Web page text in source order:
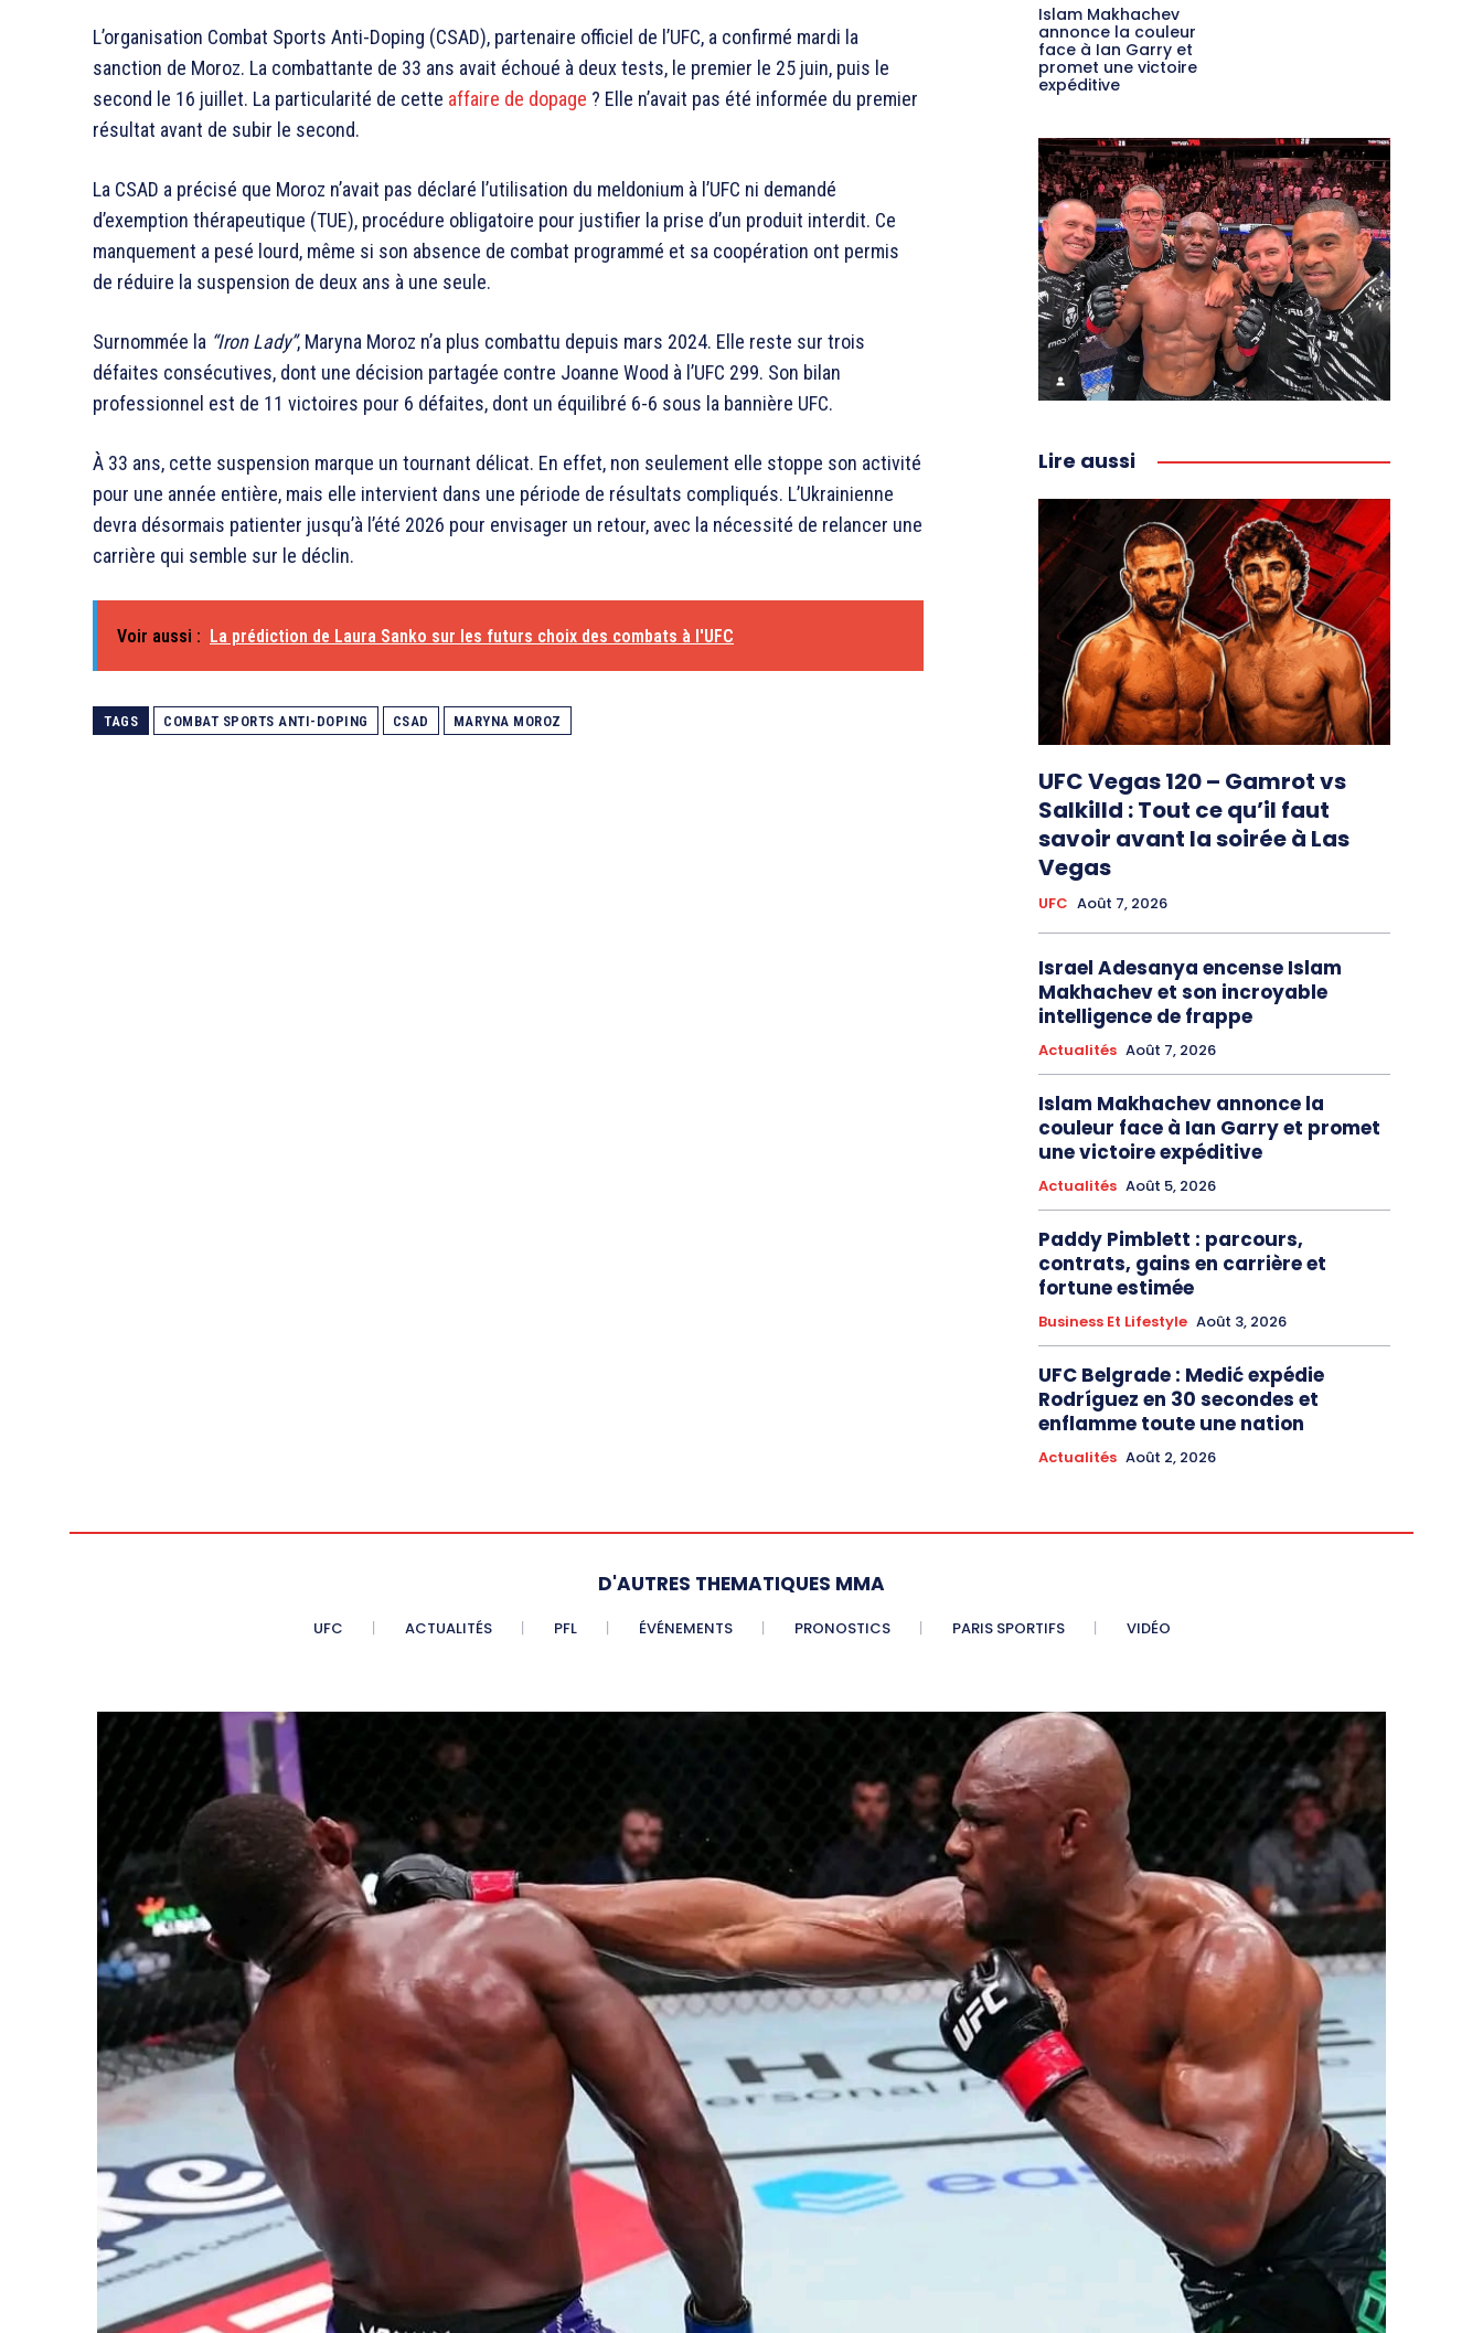
L’organisation Combat Sports Anti-Doping (CSAD), partenaire officiel de l’UFC, a confirmé mardi la
sanction de Moroz. La combattante de 33 ans avait échoué à deux tests, le premier le 25 juin, puis le
second le 16 juillet. La particularité de cette affaire de dopage ? Elle n’avait pas été informée du premier
résultat avant de subir le second.
La CSAD a précisé que Moroz n’avait pas déclaré l’utilisation du meldonium à l’UFC ni demandé
d’exemption thérapeutique (TUE), procédure obligatoire pour justifier la prise d’un produit interdit. Ce
manquement a pesé lourd, même si son absence de combat programmé et sa coopération ont permis
de réduire la suspension de deux ans à une seule.
Surnommée la “Iron Lady”, Maryna Moroz n’a plus combattu depuis mars 2024. Elle reste sur trois
défaites consécutives, dont une décision partagée contre Joanne Wood à l’UFC 299. Son bilan
professionnel est de 11 victoires pour 6 défaites, dont un équilibré 6-6 sous la bannière UFC.
À 33 ans, cette suspension marque un tournant délicat. En effet, non seulement elle stoppe son activité
pour une année entière, mais elle intervient dans une période de résultats compliqués. L’Ukrainienne
devra désormais patienter jusqu’à l’été 2026 pour envisager un retour, avec la nécessité de relancer une
carrière qui semble sur le déclin.
Voir aussi : La prédiction de Laura Sanko sur les futurs choix des combats à l'UFC
TAGS COMBAT SPORTS ANTI-DOPING CSAD MARYNA MOROZ
Islam Makhachev
annonce la couleur
face à Ian Garry et
promet une victoire
expéditive
Lire aussi
UFC Vegas 120 – Gamrot vs
Salkilld : Tout ce qu’il faut
savoir avant la soirée à Las
Vegas
UFC Août 7, 2026
Israel Adesanya encense Islam
Makhachev et son incroyable
intelligence de frappe
Actualités Août 7, 2026
Islam Makhachev annonce la
couleur face à Ian Garry et promet
une victoire expéditive
Actualités Août 5, 2026
Paddy Pimblett : parcours,
contrats, gains en carrière et
fortune estimée
Business Et Lifestyle Août 3, 2026
UFC Belgrade : Medić expédie
Rodríguez en 30 secondes et
enflamme toute une nation
Actualités Août 2, 2026
D'AUTRES THEMATIQUES MMA
UFC ACTUALITÉS PFL ÉVÉNEMENTS PRONOSTICS PARIS SPORTIFS VIDÉO